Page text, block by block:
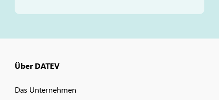
Über DATEV
Das Unternehmen